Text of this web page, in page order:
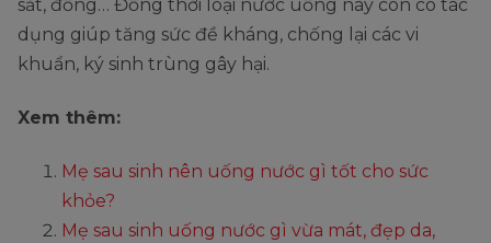
sắt, đồng… Đồng thời loại nước uống này còn có tác
dụng giúp tăng sức đề kháng, chống lại các vi
khuẩn, ký sinh trùng gây hại.
Xem thêm:
Mẹ sau sinh nên uống nước gì tốt cho sức
khỏe?
Mẹ sau sinh uống nước gì vừa mát, đẹp da,